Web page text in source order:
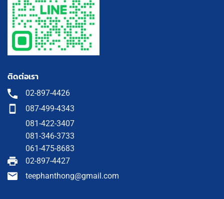
ติดต่อเรา
02-897-4426
087-499-4343
081-422-3407
081-346-3733
061-475-8683
02-897-4427
teephanthong@gmail.com